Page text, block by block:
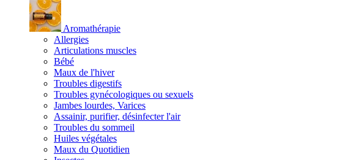
Aromathérapie
Allergies
Articulations muscles
Bébé
Maux de l'hiver
Troubles digestifs
Troubles gynécologiques ou sexuels
Jambes lourdes, Varices
Assainir, purifier, désinfecter l'air
Troubles du sommeil
Huiles végétales
Maux du Quotidien